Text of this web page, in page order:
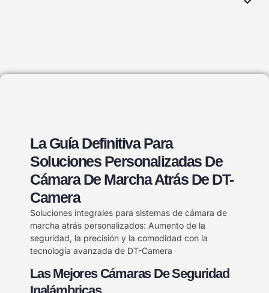
La Guía Definitiva Para
Soluciones Personalizadas De
Cámara De Marcha Atrás De DT-
Camera
Soluciones integrales para sistemas de cámara de
marcha atrás personalizados: Aumento de la
seguridad, la precisión y la comodidad con la
tecnología avanzada de DT-Camera
Las Mejores Cámaras De Seguridad